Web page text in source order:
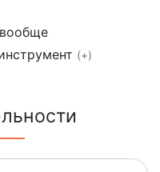
(+)